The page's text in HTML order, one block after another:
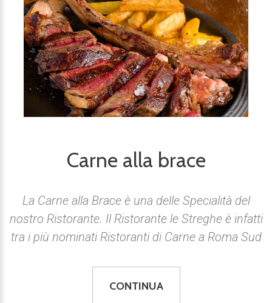
Carne alla brace
La Carne alla Brace è una delle Specialità del
nostro Ristorante. Il Ristorante le Streghe è infatti
tra i più nominati Ristoranti di Carne a Roma Sud
CONTINUA